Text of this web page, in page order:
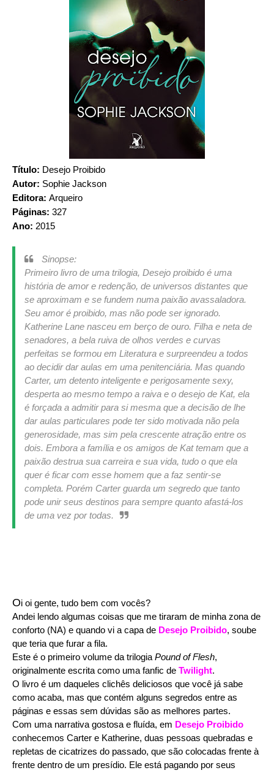
Título: Desejo Proibido
Autor: Sophie Jackson
Editora: Arqueiro
Páginas: 327
Ano: 2015
Sinopse:
Primeiro livro de uma trilogia, Desejo proibido é uma
história de amor e redenção, de universos distantes que
se aproximam e se fundem numa paixão avassaladora.
Seu amor é proibido, mas não pode ser ignorado.
Katherine Lane nasceu em berço de ouro. Filha e neta de
senadores, a bela ruiva de olhos verdes e curvas
perfeitas se formou em Literatura e surpreendeu a todos
ao decidir dar aulas em uma penitenciária. Mas quando
Carter, um detento inteligente e perigosamente sexy,
desperta ao mesmo tempo a raiva e o desejo de Kat, ela
é forçada a admitir para si mesma que a decisão de lhe
dar aulas particulares pode ter sido motivada não pela
generosidade, mas sim pela crescente atração entre os
dois. Embora a família e os amigos de Kat temam que a
paixão destrua sua carreira e sua vida, tudo o que ela
quer é ficar com esse homem que a faz sentir-se
completa. Porém Carter guarda um segredo que tanto
pode unir seus destinos para sempre quanto afastá-los
de uma vez por todas.
Oi oi gente, tudo bem com vocês?
Andei lendo algumas coisas que me tiraram de minha zona de
conforto (NA) e quando vi a capa de Desejo Proibido, soube
que teria que furar a fila.
Este é o primeiro volume da trilogia Pound of Flesh,
originalmente escrita como uma fanfic de Twilight.
O livro é um daqueles clichês deliciosos que você já sabe
como acaba, mas que contém alguns segredos entre as
páginas e essas sem dúvidas são as melhores partes.
Com uma narrativa gostosa e fluída, em Desejo Proibido
conhecemos Carter e Katherine, duas pessoas quebradas e
repletas de cicatrizes do passado, que são colocadas frente à
frente dentro de um presídio. Ele está pagando por seus